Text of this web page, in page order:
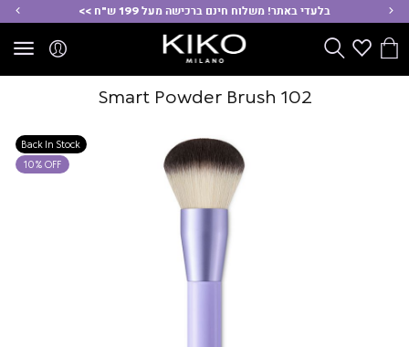
בלעדי באתר! משלוח חינם ברכישה מעל 199 ש"ח >>
הסל
Wishlistחפש
Back In Stock
10% OFF
Smart Powder Brush 102